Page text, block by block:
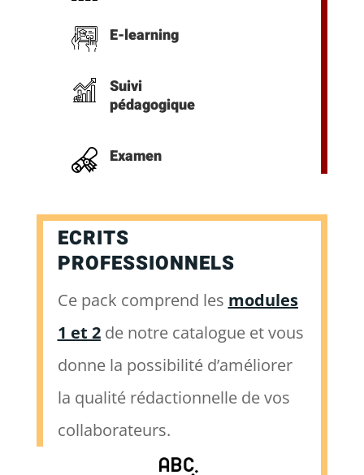
E-learning
Suivi
pédagogique
Examen
ECRITS
PROFESSIONNELS
Ce pack comprend les modules
1 et 2de notre catalogue et vous
donne la possibilité d’améliorer
la qualité rédactionnelle de vos
collaborateurs.